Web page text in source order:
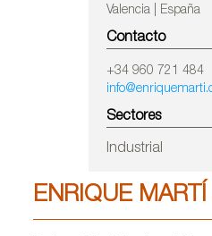
Valencia | España
Contacto
+34 960 721 484
Sectores
Industrial
ENRIQUE MARTÍ